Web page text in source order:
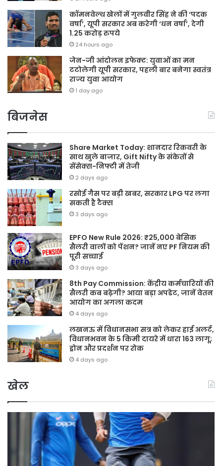
कॉमनवेल्थ खेलों में गुलवीर सिंह ने की ‘पदक
वर्षा’, यूपी सरकार अब करेगी ‘धन वर्षा’, देगी
1.25 करोड़ रुपये
24 hours ago
जेन-जी आंदोलन इफेक्ट: युवाओं का मन
टटोलेगी यूपी सरकार, पहली बार बनेगा स्वतंत्र
राज्य युवा आयोग
1 day ago
बिजनेस
Share Market Today: शानदार रिकवरी के
साथ खुले बाजार, Gift Nifty के संकेतों से
सेंसेक्स-निफ्टी में तेजी
2 days ago
रसोई गैस पर बड़ी खबर, सरकार LPG पर लगा
सकती है टैक्स
3 days ago
EPFO New Rule 2026: ₹25,000 बेसिक
सैलरी वालों को पेंशन? जानें नए PF नियम की
पूरी सच्चाई
3 days ago
8th Pay Commission: केंद्रीय कर्मचारियों की
सैलरी कब बढ़ेगी? आया बड़ा अपडेट, जानें वेतन
आयोग का अगला कदम
4 days ago
लखनऊ में विधानसभा सत्र को लेकर हाई अलर्ट,
विधानभवन के 5 किमी दायरे में धारा 163 लागू;
ड्रोन और प्रदर्शन पर रोक
4 days ago
खेल